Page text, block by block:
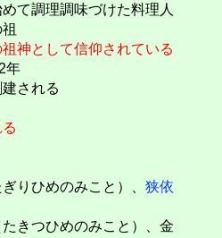
て調理調味づけた料理人
神として信仰されている
年
される
りひめのみこと）、 狭依
ひめのみこと）、金